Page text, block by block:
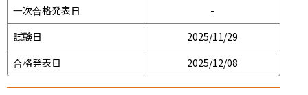
一次合格発表日
-
試験日
2025/11/29
合格発表日
2025/12/08